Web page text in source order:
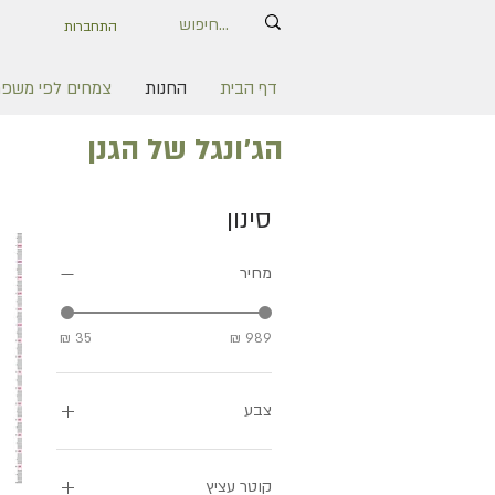
התחברות
דף הבית החנות צמחים לפי
הג׳ונגל של הגנן
סינון
מחיר
צבע
אדום-ירוק
אדום-לבן
קוטר עציץ